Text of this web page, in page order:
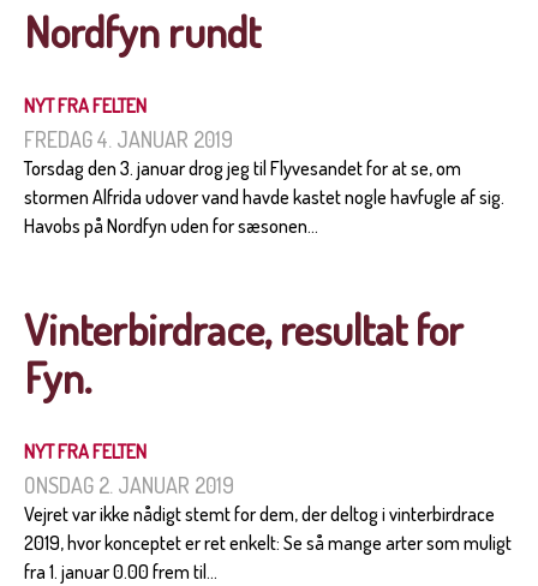
Nordfyn rundt
NYT FRA FELTEN
FREDAG 4. JANUAR 2019
Torsdag den 3. januar drog jeg til Flyvesandet for at se, om
stormen Alfrida udover vand havde kastet nogle havfugle af sig.
Havobs på Nordfyn uden for sæsonen...
Vinterbirdrace, resultat for
Fyn.
NYT FRA FELTEN
ONSDAG 2. JANUAR 2019
Vejret var ikke nådigt stemt for dem, der deltog i vinterbirdrace
2019, hvor konceptet er ret enkelt: Se så mange arter som muligt
fra 1. januar 0.00 frem til...